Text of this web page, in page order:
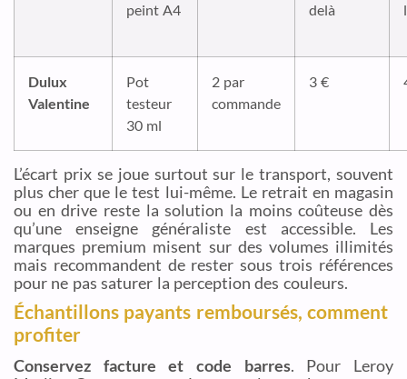
peint A4
delà
Dulux
Valentine
Pot
testeur
30 ml
2 par
commande
3 €
L’écart prix se joue surtout sur le transport, souvent
plus cher que le test lui-même. Le retrait en magasin
ou en drive reste la solution la moins coûteuse dès
qu’une enseigne généraliste est accessible. Les
marques premium misent sur des volumes illimités
mais recommandent de rester sous trois références
pour ne pas saturer la perception des couleurs.
Échantillons payants remboursés, comment
profiter
Conservez facture et code barres. Pour Leroy